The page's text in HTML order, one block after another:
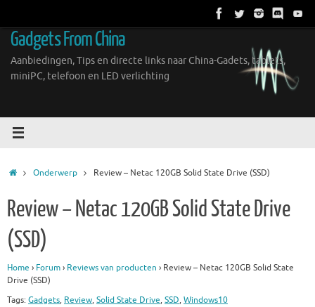
inhoud
Gadgets From China
Aanbiedingen, Tips en directe links naar China-Gadets, tablets,
miniPC, telefoon en LED verlichting
HomeOnderwerp Review – Netac 120GB Solid State Drive (SSD)
Review – Netac 120GB Solid State Drive
(SSD)
Home › Forum› Reviews van producten › Review – Netac 120GB Solid State
Drive (SSD)
Tags: Gadgets, Review, Solid State Drive, SSD, Windows10